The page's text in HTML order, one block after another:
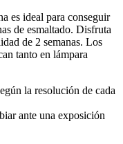
es ideal para conseguir
de esmaltado. Disfruta
de 2 semanas. Los
tanto en lámpara
la resolución de cada
ante una exposición